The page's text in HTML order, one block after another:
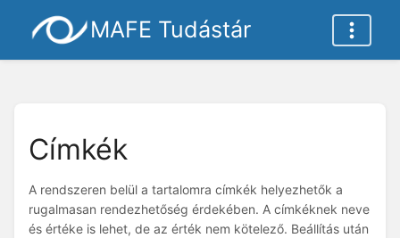
MAFE Tudástár
Címkék
A rendszeren belül a tartalomra címkék helyezhetők a
rugalmasan rendezhetőség érdekében. A címkéknek neve
és értéke is lehet, de az érték nem kötelező. Beállítás után